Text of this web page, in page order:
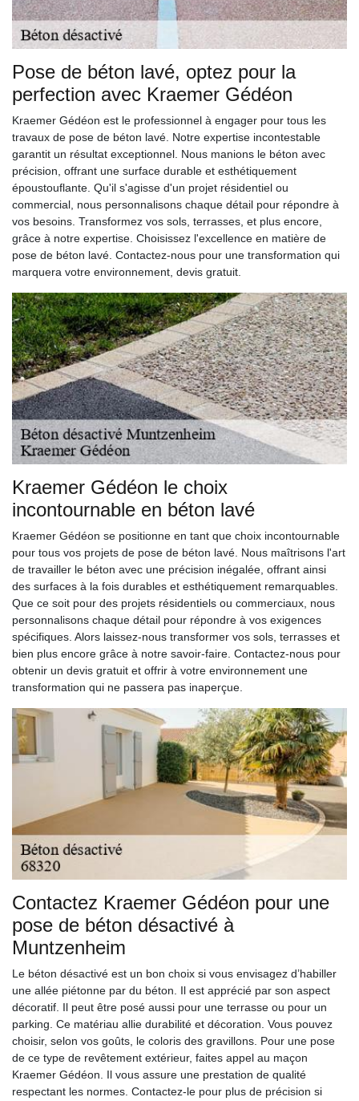
Pose de béton lavé, optez pour la
perfection avec Kraemer Gédéon
Kraemer Gédéon est le professionnel à engager pour tous les
travaux de pose de béton lavé. Notre expertise incontestable
garantit un résultat exceptionnel. Nous manions le béton avec
précision, offrant une surface durable et esthétiquement
époustouflante. Qu'il s'agisse d'un projet résidentiel ou
commercial, nous personnalisons chaque détail pour répondre à
vos besoins. Transformez vos sols, terrasses, et plus encore,
grâce à notre expertise. Choisissez l'excellence en matière de
pose de béton lavé. Contactez-nous pour une transformation qui
marquera votre environnement, devis gratuit.
Kraemer Gédéon le choix
incontournable en béton lavé
Kraemer Gédéon se positionne en tant que choix incontournable
pour tous vos projets de pose de béton lavé. Nous maîtrisons l'art
de travailler le béton avec une précision inégalée, offrant ainsi
des surfaces à la fois durables et esthétiquement remarquables.
Que ce soit pour des projets résidentiels ou commerciaux, nous
personnalisons chaque détail pour répondre à vos exigences
spécifiques. Alors laissez-nous transformer vos sols, terrasses et
bien plus encore grâce à notre savoir-faire. Contactez-nous pour
obtenir un devis gratuit et offrir à votre environnement une
transformation qui ne passera pas inaperçue.
Contactez Kraemer Gédéon pour une
pose de béton désactivé à
Muntzenheim
Le béton désactivé est un bon choix si vous envisagez d’habiller
une allée piétonne par du béton. Il est apprécié par son aspect
décoratif. Il peut être posé aussi pour une terrasse ou pour un
parking. Ce matériau allie durabilité et décoration. Vous pouvez
choisir, selon vos goûts, le coloris des gravillons. Pour une pose
de ce type de revêtement extérieur, faites appel au maçon
Kraemer Gédéon. Il vous assure une prestation de qualité
respectant les normes. Contactez-le pour plus de précision si